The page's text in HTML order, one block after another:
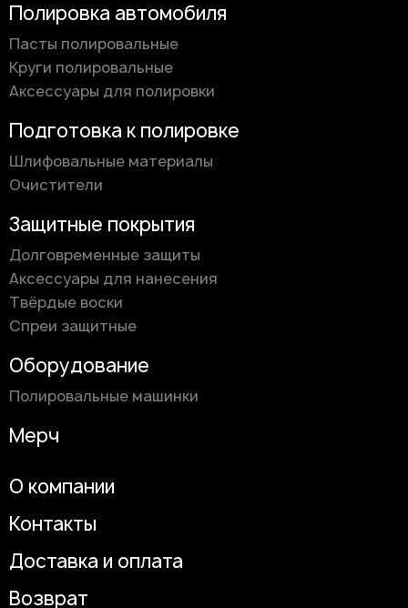
Полировка автомобиля
Пасты полировальные
Круги полировальные
Аксессуары для полировки
Подготовка к полировке
Шлифовальные материалы
Очистители
Защитные покрытия
Долговременные защиты
Аксессуары для нанесения
Твёрдые воски
Спреи защитные
Оборудование
Полировальные машинки
Мерч
О компании
Контакты
Доставка и оплата
Возврат